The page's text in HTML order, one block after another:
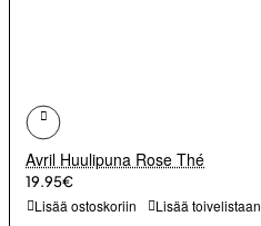
Avril Huulipuna Rose Thé
19.95€
Lisää ostoskoriin Lisää toivelistaan